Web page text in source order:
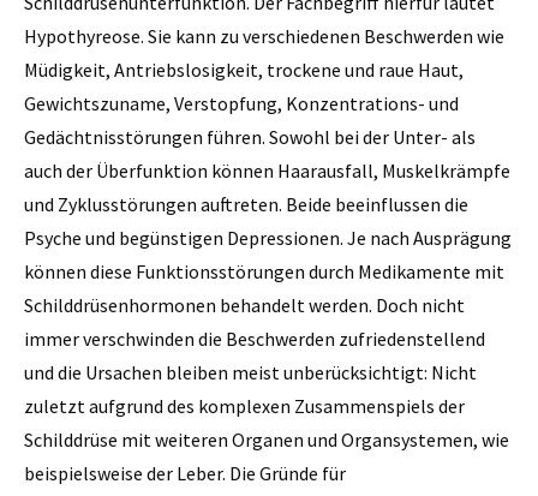
Hypothyreose. Sie kann zu verschiedenen Beschwerden wie
Müdigkeit, Antriebslosigkeit, trockene und raue Haut,
Gewichtszuname, Verstopfung, Konzentrations- und
Gedächtnisstörungen führen. Sowohl bei der Unter- als
auch der Überfunktion können Haarausfall, Muskelkrämpfe
und Zyklusstörungen auftreten. Beide beeinflussen die
Psyche und begünstigen Depressionen. Je nach Ausprägung
können diese Funktionsstörungen durch Medikamente mit
Schilddrüsenhormonen behandelt werden. Doch nicht
immer verschwinden die Beschwerden zufriedenstellend
und die Ursachen bleiben meist unberücksichtigt: Nicht
zuletzt aufgrund des komplexen Zusammenspiels der
Schilddrüse mit weiteren Organen und Organsystemen, wie
beispielsweise der Leber. Die Gründe für